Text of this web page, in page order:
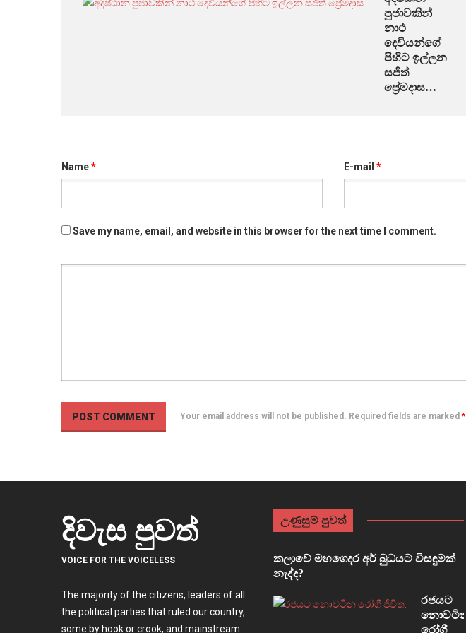
පුජාවකින්
නාථ
දෙවියන්ගේ
පිහිට ඉල්ලන
සජිත්
ප්‍රේමදාස…
Name* E-mail *
Save my name, email, and website in this browser for the next time I comment.
Your email address will not be published. Required fields are marked *
දිවැස පුවත්
VOICE FOR THE VOICELESS
The majority of the citizens, leaders of all
the political parties that ruled our country,
some by hook or crook, and mainstream
උණුසුම් පුවත්
කලාවේ මහගෙදර අර් බුධයට විසඳුමක්
නැද්ද?
රජයට
නොවටින
රෝගී